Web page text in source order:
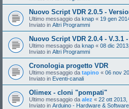
Nuovo Script VDR 2.0.5 -
Ultimo messaggio da knap « 19 gen
Inviato in Altri Programmi
Nuovo Script VDR 2.0.4 - V.3.1
Ultimo messaggio da knap « 08 dic
Inviato in Altri Programmi
Cronologia progetto VDR
Ultimo messaggio da tapino « 06 nov
Inviato in Eventi-canali
Olimex - cloni "pompati"
Ultimo messaggio da alez « 22 ott 2013,
Inviato in Arduino - Hardware & Software